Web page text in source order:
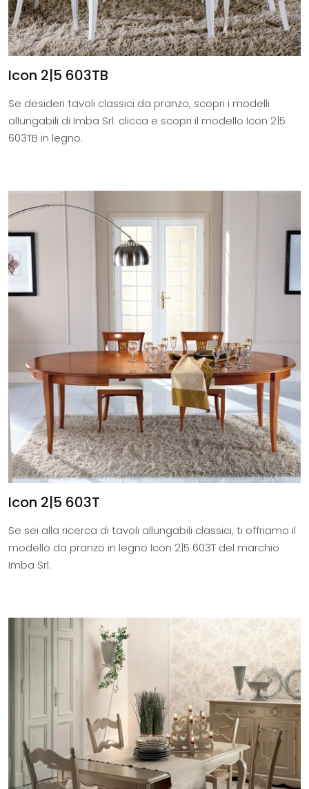
Icon 2|5 603TB
Se desideri tavoli classici da pranzo, scopri i modelli
allungabili di Imba Srl: clicca e scopri il modello Icon 2|5
603TB in legno.
Icon 2|5 603T
Se sei alla ricerca di tavoli allungabili classici, ti offriamo il
modello da pranzo in legno Icon 2|5 603T del marchio
Imba Srl.